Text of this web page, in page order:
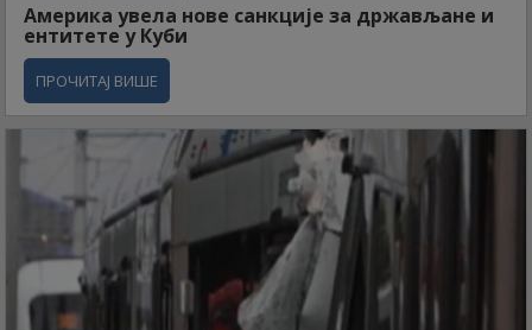
Америка увела нове санкције за држављане и
ентитете у Куби
ПРОЧИТАЈ ВИШЕ